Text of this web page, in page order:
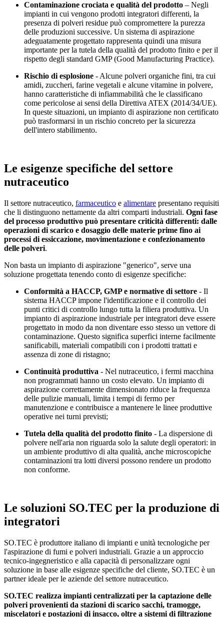
Contaminazione crociata e qualità del prodotto – Negli
impianti in cui vengono prodotti integratori differenti, la
presenza di polveri residue può compromettere la purezza
delle produzioni successive. Un sistema di aspirazione
adeguatamente progettato rappresenta quindi una misura
importante per la tutela della qualità del prodotto finito e per il
rispetto degli standard GMP (Good Manufacturing Practice).
Rischio di esplosione - Alcune polveri organiche fini, tra cui
amidi, zuccheri, farine vegetali e alcune vitamine in polvere,
hanno caratteristiche di infiammabilità che le classificano
come pericolose ai sensi della Direttiva ATEX (2014/34/UE).
In queste situazioni, un impianto di aspirazione non certificato
può trasformarsi in un rischio concreto per la sicurezza
dell'intero stabilimento.
Le esigenze specifiche del settore
nutraceutico
Il settore nutraceutico, farmaceutico e alimentare presentano requisiti
che li distinguono nettamente da altri comparti industriali. Ogni fase
del processo produttivo può presentare criticità differenti: dalle
operazioni di scarico e dosaggio delle materie prime fino ai
processi di essiccazione, movimentazione e confezionamento
delle polveri.
Non basta un impianto di aspirazione "generico", serve una
soluzione progettata tenendo conto di esigenze specifiche:
Conformità a HACCP, GMP e normative di settore - Il
sistema HACCP impone l'identificazione e il controllo dei
punti critici di controllo lungo tutta la filiera produttiva. Un
impianto di aspirazione industriale per integratori deve essere
progettato in modo da non diventare esso stesso un vettore di
contaminazione. Questo significa superfici interne facilmente
sanificabili, materiali compatibili con i prodotti trattati e
assenza di zone di ristagno;
Continuità produttiva - Nel nutraceutico, i fermi macchina
non programmati hanno un costo elevato. Un impianto di
aspirazione correttamente dimensionato riduce la frequenza
delle pulizie manuali, limita i tempi di fermo per
manutenzione e contribuisce a mantenere le linee produttive
operative nei turni previsti;
Tutela della qualità del prodotto finito - La dispersione di
polvere nell'aria non riguarda solo la salute degli operatori: in
un ambiente produttivo di alta qualità, anche microscopiche
contaminazioni tra lotti diversi possono rendere un prodotto
non conforme.
Le soluzioni SO.TEC per la produzione di
integratori
SO.TEC è produttore italiano di impianti e unità tecnologiche per
l'aspirazione di fumi e polveri industriali. Grazie a un approccio
tecnico-ingegneristico e alla capacità di personalizzare ogni
soluzione in base alle esigenze specifiche del cliente, SO.TEC è un
partner ideale per le aziende del settore nutraceutico.
SO.TEC realizza impianti centralizzati per la captazione delle
polveri provenienti da stazioni di scarico sacchi, tramogge,
miscelatori e postazioni di insacco, oltre a sistemi di filtrazione